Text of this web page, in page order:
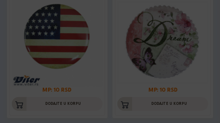
MP: 10 RSD
DODAJTE U KORPU
MP: 10 RSD
DODAJTE U KORPU